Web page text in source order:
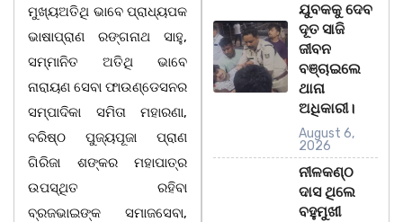
ମୁଖ୍ୟଅତିଥି ଭାବେ ପ୍ରାଧ୍ୟପକ
ଭାଷାପ୍ରାଣ ରଙ୍ଗନାଥ ସାହୁ,
ସମ୍ମାନିତ ଅତିଥି ଭାବେ
ନାରାୟଣ ସେବା ଫାଉଣ୍ଡେସନର
ସମ୍ପାଦିକା ସମିତା ମହାରଣା,
ବରିଷ୍ଠ ପୁଜ୍ୟପୂଜା ପ୍ରାଣ
ଗିରିଜା ଶଙ୍କର ମହାପାତ୍ର
ଉପସ୍ଥିତ ରହିବା
ବ୍ରଜଭାଇଙ୍କ ସମାଜସେବା,
ଯୁବକକୁ ଦେବ
ଦୂତ ସାଜି
ଜୀବନ
ବଞ୍ଚାଇଲେ
ଥାନା
ଅଧିକାରୀ।
August 6,
2026
ନୀଳକଣ୍ଠ
ଦାସ ଥିଲେ
ବହୁମୁଖୀ